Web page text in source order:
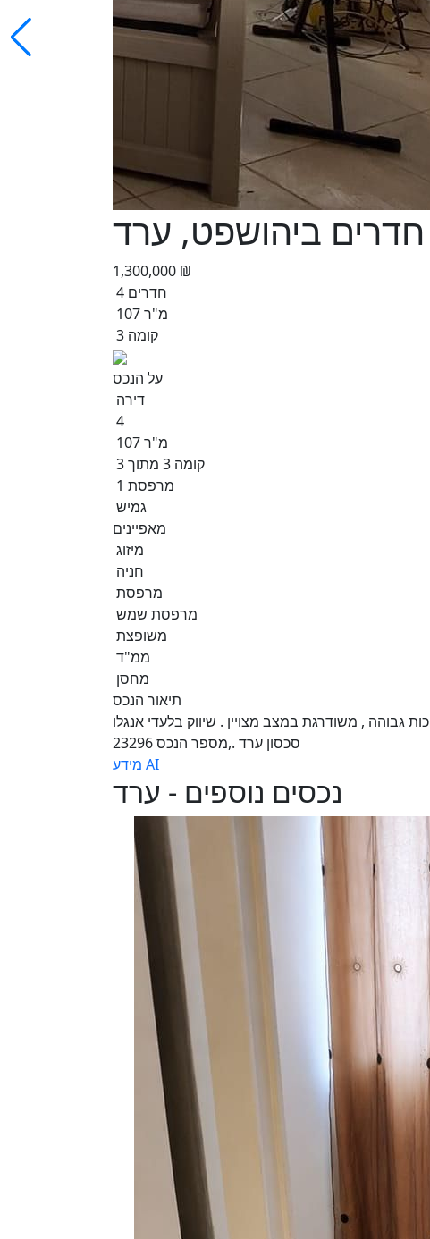
1,300,000 ₪
4 חדרים
107 מ"ר
קומה 3
על הנכס
דירה
4
107 מ"ר
קומה 3 מתוך 3
1 מרפסת
גמיש
מאפיינים
מיזוג
חניה
מרפסת
מרפסת שמש
משופצת
ממ"ד
מחסן
תיאור הנכס
גבוהה , משודרגת במצב מצויין . שיווק בלעדי אנגלו
סכסון ערד .,מספר הנכס 23296
מידע AI
נכסים נוספים - ערד